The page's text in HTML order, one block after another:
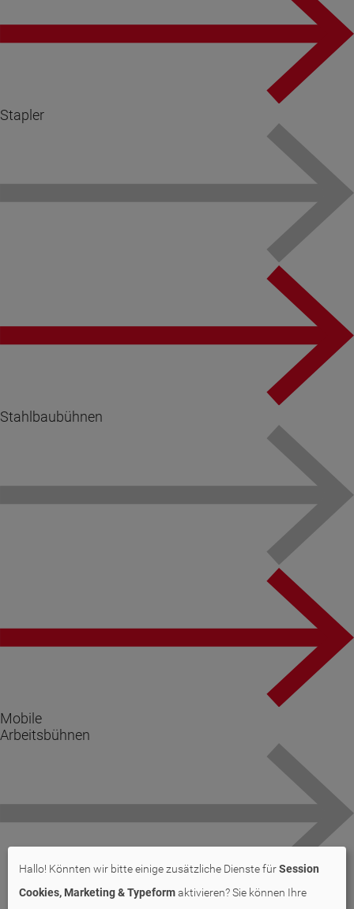
Stapler
Stahlbaubühnen
Mobile
Arbeitsbühnen
Hallo! Könnten wir bitte einige zusätzliche Dienste fürSession
Cookies, Marketing & Typeformaktivieren? Sie können Ihre